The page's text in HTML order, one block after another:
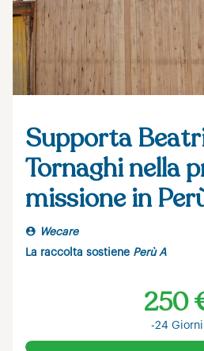
Supporta
Tornaghi nella
missione in
Wecare
La raccolta sostiene Perù A
250
-24 Giorni